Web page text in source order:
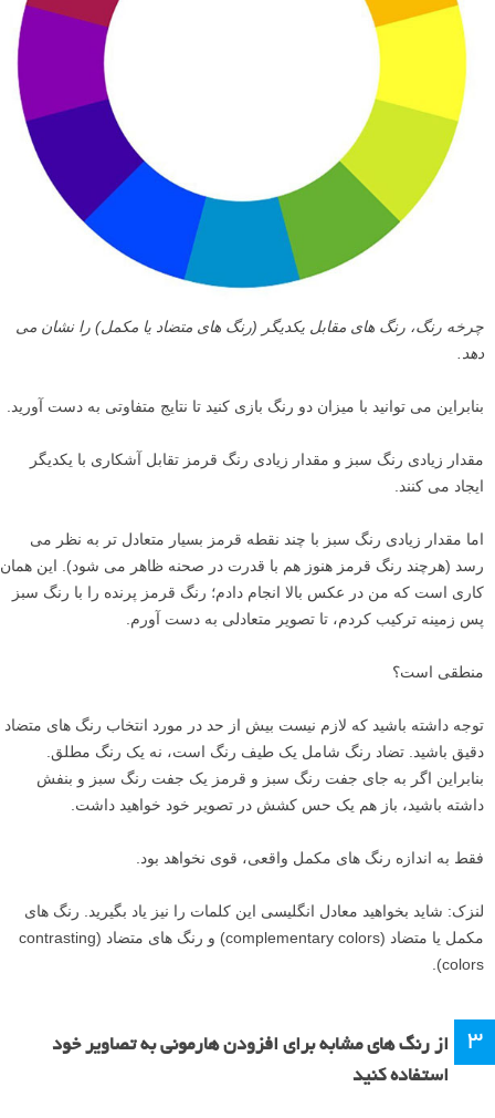
چرخه رنگ، رنگ های مقابل یکدیگر (رنگ های متضاد یا مکمل) را نشان می
دهد.
بنابراین می توانید با میزان دو رنگ بازی کنید تا نتایج متفاوتی به دست آورید.
مقدار زیادی رنگ سبز و مقدار زیادی رنگ قرمز تقابل آشکاری با یکدیگر
ایجاد می کنند.
اما مقدار زیادی رنگ سبز با چند نقطه قرمز بسیار متعادل تر به نظر می
رسد (هرچند رنگ قرمز هنوز هم با قدرت در صحنه ظاهر می شود). این همان
کاری است که من در عکس بالا انجام دادم؛ رنگ قرمز پرنده را با رنگ سبز
پس زمینه ترکیب کردم، تا تصویر متعادلی به دست آورم.
منطقی است؟
توجه داشته باشید که لازم نیست بیش از حد در مورد انتخاب رنگ های متضاد
دقیق باشید. تضاد رنگ شامل یک طیف رنگ است، نه یک رنگ مطلق.
بنابراین اگر به جای جفت رنگ سبز و قرمز یک جفت رنگ سبز و بنفش
داشته باشید، باز هم یک حس کشش در تصویر خود خواهید داشت.
فقط به اندازه رنگ های مکمل واقعی، قوی نخواهد بود.
لنزک: شاید بخواهید معادل انگلیسی این کلمات را نیز یاد بگیرید. رنگ های
مکمل یا متضاد (complementary colors) و رنگ های متضاد (contrasting
colors).
3
از رنگ های مشابه برای افزودن هارمونی به تصاویر خود
استفاده کنید